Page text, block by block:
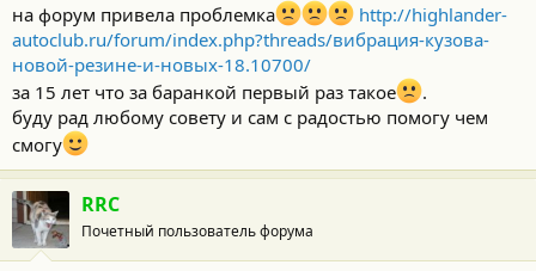
на форум привела проблемка
http://highlander-
autoclub.ru/forum/index.php?threads/вибрация-кузова-
новой-резине-и-новых-18.10700/
за 15 лет что за баранкой первый раз такое
.
буду рад любому совету и сам с радостью помогу чем
смогу
RRC
Почетный пользователь форума